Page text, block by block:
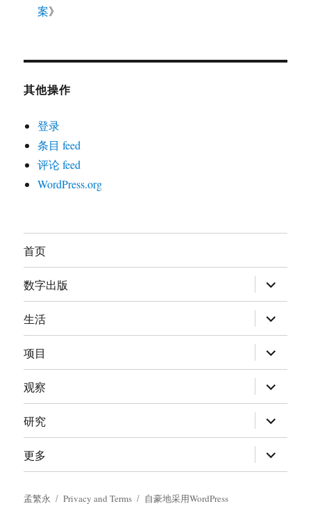
案》
其他操作
登录
条目 feed
评论 feed
WordPress.org
首页
数字出版 展
开
子
菜
单
生活 展
开
子
菜
单
项目 展
开
子
菜
单
观察 展
开
子
菜
单
研究 展
开
子
菜
单
更多 展
开
子
孟繁永 Privacy and Terms 自豪地采用WordPress